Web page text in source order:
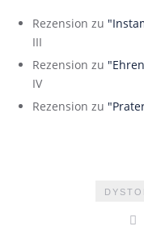
Rezension zu
III
Rezension zu
IV
Rezension zu